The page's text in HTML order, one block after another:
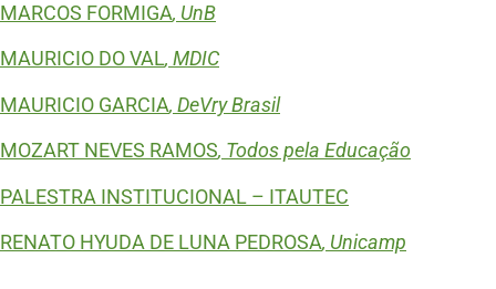
MARCOS FORMIGA, UnB
MAURICIO DO VAL, MDIC
MAURICIO GARCIA, DeVry Brasil
MOZART NEVES RAMOS, Todos pela Educação
PALESTRA INSTITUCIONAL – ITAUTEC
RENATO HYUDA DE LUNA PEDROSA, Unicamp